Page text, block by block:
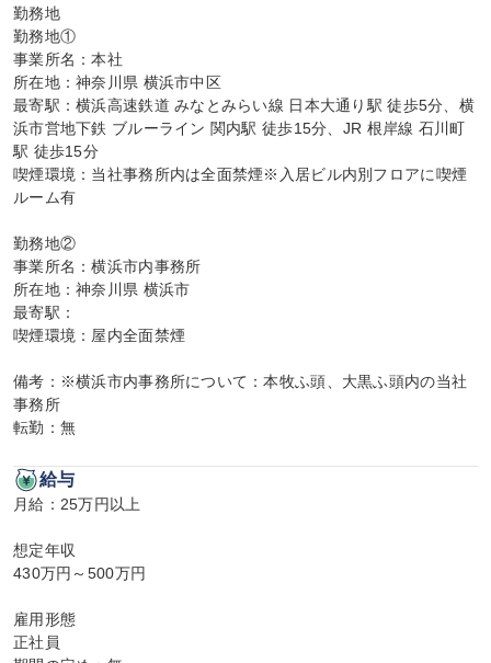
勤務地
勤務地①
事業所名：本社
所在地：神奈川県 横浜市中区
最寄駅：横浜高速鉄道 みなとみらい線 日本大通り駅 徒歩5分、横
浜市営地下鉄 ブルーライン 関内駅 徒歩15分、JR 根岸線 石川町
駅 徒歩15分
喫煙環境：当社事務所内は全面禁煙※入居ビル内別フロアに喫煙
ルーム有
勤務地②
事業所名：横浜市内事務所
所在地：神奈川県 横浜市
最寄駅：
喫煙環境：屋内全面禁煙
備考：※横浜市内事務所について：本牧ふ頭、大黒ふ頭内の当社
事務所
転勤：無
給与
月給：25万円以上
想定年収
430万円～500万円
雇用形態
正社員